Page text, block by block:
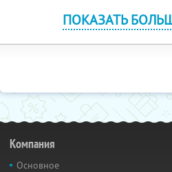
ПОКАЗАТЬ
Компания
Основное